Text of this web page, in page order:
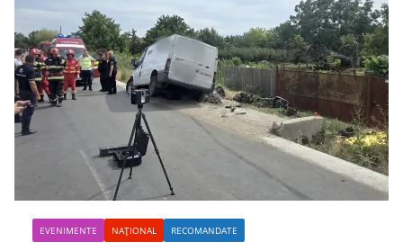
EVENIMENTE NAȚIONAL RECOMANDATE